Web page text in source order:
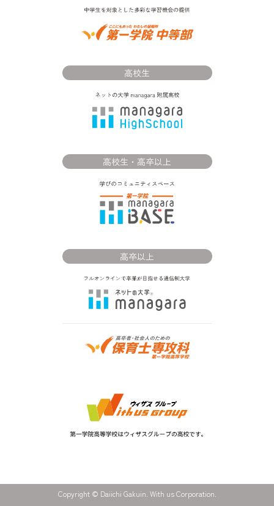
高校生
高校生・高卒以上
高卒以上
Copyright © Daiichi Gakuin. With us Corporation.